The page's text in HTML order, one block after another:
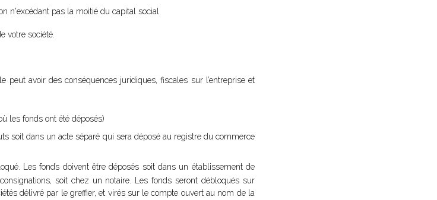
n'excédant pas la moitié du capital social
votre société.
peut avoir des conséquences juridiques, fiscales sur l’entreprise et
les fonds ont été déposés)
soit dans un acte séparé qui sera déposé au registre du commerce
Les fonds doivent être déposés soit dans un établissement de
soit chez un notaire. Les fonds seront débloqués sur
délivré par le greffier, et virés sur le compte ouvert au nom de la